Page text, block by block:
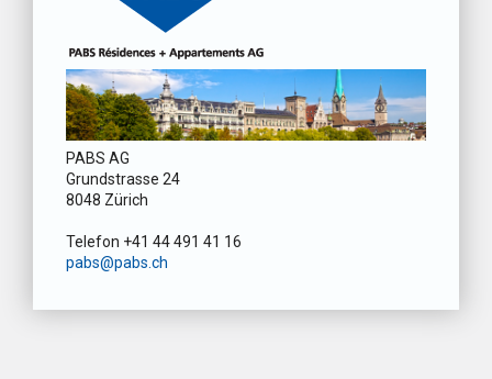
PABS AG
Grundstrasse 24
8048 Zürich
Telefon +41 44 491 41 16
pabs@pabs.ch